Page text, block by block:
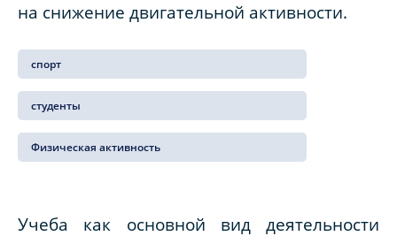
на снижение двигательной активности.
спорт
студенты
Физическая активность
Учеба как основной вид деятельности